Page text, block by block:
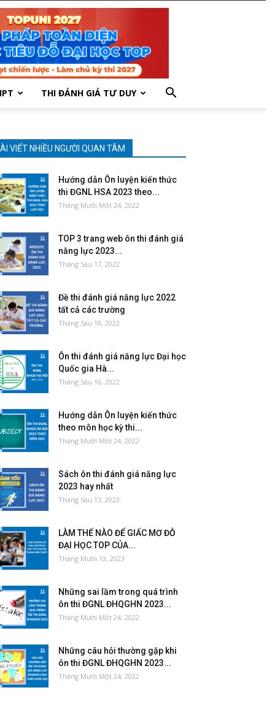
THI ĐÁNH GIÁ TƯ DUY
VIẾT NHIỀU NGƯỜI QUAN TÂM
Hướng dẫn Ôn luyện kiến thức
thi ĐGNL HSA 2023 theo...
Tháng Mười Một 24, 2022
TOP 3 trang web ôn thi đánh giá
năng lực 2023...
Tháng Sáu 17, 2022
Đề thi đánh giá năng lực 2022
tất cả các trường
Tháng Sáu 18, 2022
Ôn thi đánh giá năng lực Đại học
Quốc gia Hà...
Tháng Sáu 16, 2022
Hướng dẫn Ôn luyện kiến thức
theo môn học kỳ thi...
Tháng Mười Một 24, 2022
Sách ôn thi đánh giá năng lực
2023 hay nhất
Tháng Sáu 13, 2023
LÀM THẾ NÀO ĐỂ GIẤC MƠ ĐỖ
ĐẠI HỌC TOP CỦA...
Tháng Mười 13, 2023
Những sai lầm trong quá trình
ôn thi ĐGNL ĐHQGHN 2023...
Tháng Mười Một 24, 2022
Những câu hỏi thường gặp khi
ôn thi ĐGNL ĐHQGHN 2023...
Tháng Mười Một 24, 2022